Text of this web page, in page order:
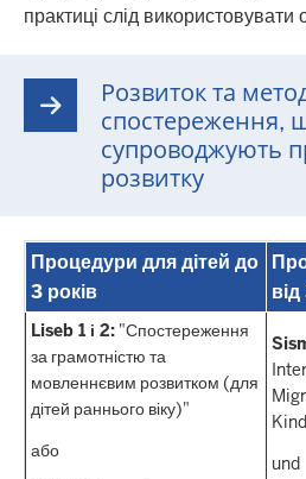
практиці слід використовувати
Розвиток та
спостереження,
супроводжують
розвитку
Процедури для дітей до
3 років
Liseb 1 і 2: "Спостереження
за грамотністю та
мовленнєвим розвитком (для
дітей раннього віку)"
або
und